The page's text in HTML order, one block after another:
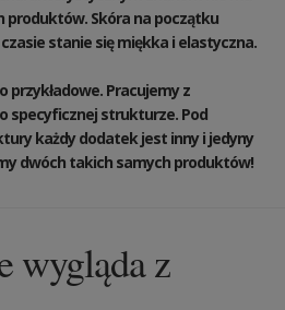
produktów. Skóra na początku
stanie się miękka i elastyczna.
przykładowe. Pracujemy z
specyficznej strukturze. Pod
każdy dodatek jest inny i jedyny
dwóch takich samych produktów!
wygląda z